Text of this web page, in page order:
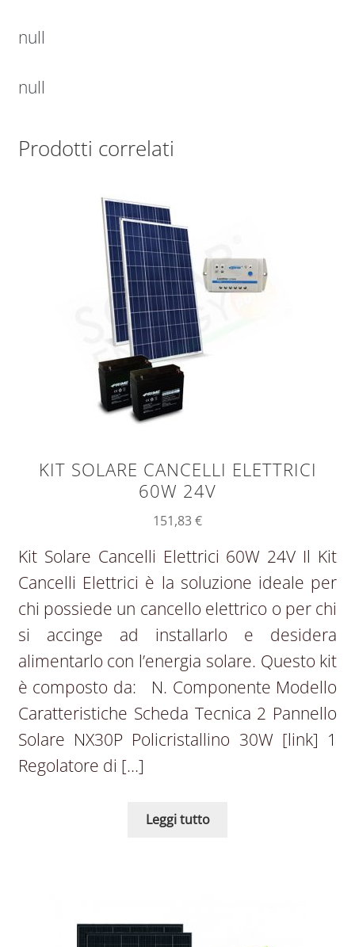
null
null
Prodotti correlati
KIT SOLARE CANCELLI ELETTRICI
60W 24V
151,83€
Kit Solare Cancelli Elettrici 60W 24V Il Kit
Cancelli Elettrici è la soluzione ideale per
chi possiede un cancello elettrico o per chi
si accinge ad installarlo e desidera
alimentarlo con l’energia solare. Questo kit
è composto da: N. Componente Modello
Caratteristiche Scheda Tecnica 2 Pannello
Solare NX30P Policristallino 30W [link] 1
Regolatore di […]
Leggi tutto